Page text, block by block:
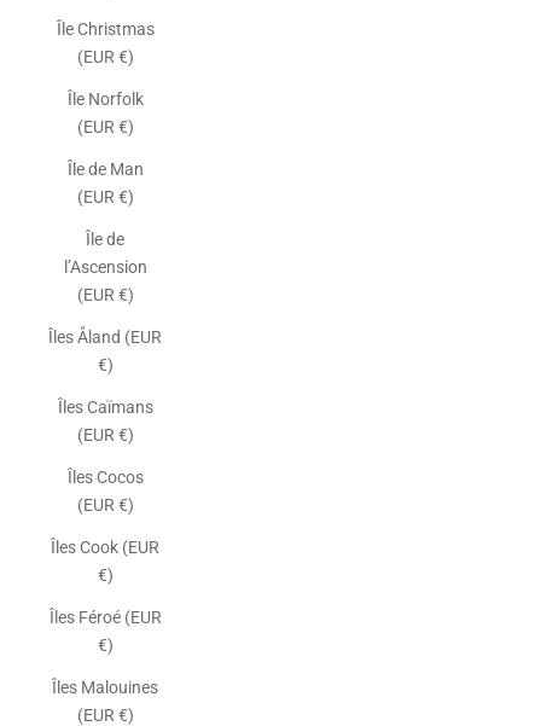
Île Christmas
(EUR €)
Île Norfolk
(EUR €)
Île de Man
(EUR €)
Île de
l’Ascension
(EUR €)
Îles Åland (EUR
€)
Îles Caïmans
(EUR €)
Îles Cocos
(EUR €)
Îles Cook (EUR
€)
Îles Féroé (EUR
€)
Îles Malouines
(EUR €)